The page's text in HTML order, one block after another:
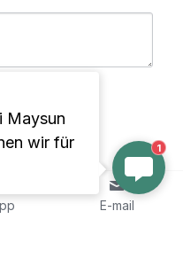
Maysun
wir für
1
E-mail